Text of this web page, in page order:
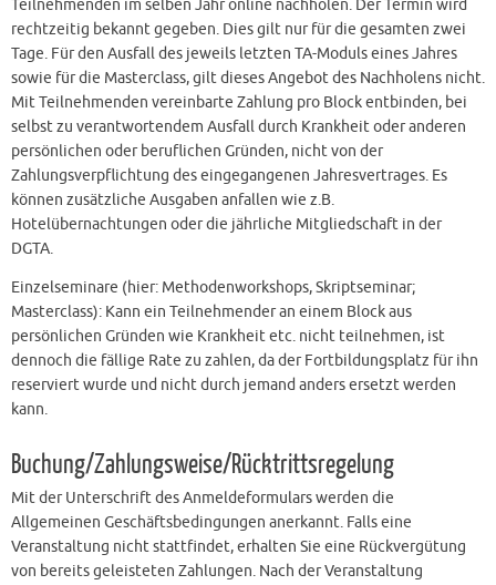
Teilnehmenden im selben Jahr online nachholen. Der Termin wird
rechtzeitig bekannt gegeben. Dies gilt nur für die gesamten zwei
Tage. Für den Ausfall des jeweils letzten TA-Moduls eines Jahres
sowie für die Masterclass, gilt dieses Angebot des Nachholens nicht.
Mit Teilnehmenden vereinbarte Zahlung pro Block entbinden, bei
selbst zu verantwortendem Ausfall durch Krankheit oder anderen
persönlichen oder beruflichen Gründen, nicht von der
Zahlungsverpflichtung des eingegangenen Jahresvertrages. Es
können zusätzliche Ausgaben anfallen wie z.B.
Hotelübernachtungen oder die jährliche Mitgliedschaft in der
DGTA.
Einzelseminare (hier: Methodenworkshops, Skriptseminar;
Masterclass): Kann ein Teilnehmender an einem Block aus
persönlichen Gründen wie Krankheit etc. nicht teilnehmen, ist
dennoch die fällige Rate zu zahlen, da der Fortbildungsplatz für ihn
reserviert wurde und nicht durch jemand anders ersetzt werden
kann.
Buchung/Zahlungsweise/Rücktrittsregelung
Mit der Unterschrift des Anmeldeformulars werden die
Allgemeinen Geschäftsbedingungen anerkannt. Falls eine
Veranstaltung nicht stattfindet, erhalten Sie eine Rückvergütung
von bereits geleisteten Zahlungen. Nach der Veranstaltung